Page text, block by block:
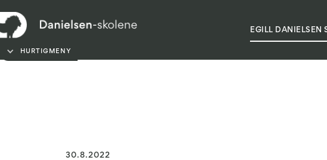
EGILL DANIELSEN
HURTIGMENY
HVORFOR VELGE OSS
30.8.2022